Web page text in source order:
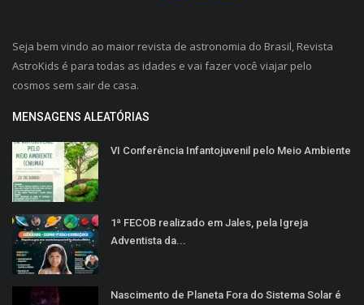
Seja bem vindo ao maior revista de astronomia do Brasil, Revista
AstroKids é para todas as idades e vai fazer você viajar pelo
cosmos sem sair de casa.
MENSAGENS ALEATÓRIAS
VI Conferência Infantojuvenil pelo Meio Ambiente
1ª FECOB realizado em Jales, pela Igreja
Adventista da...
Nascimento de Planeta Fora do Sistema Solar é